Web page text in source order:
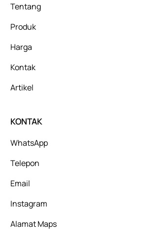
Tentang
Produk
Harga
Kontak
Artikel
KONTAK
WhatsApp
Telepon
Email
Instagram
Alamat Maps